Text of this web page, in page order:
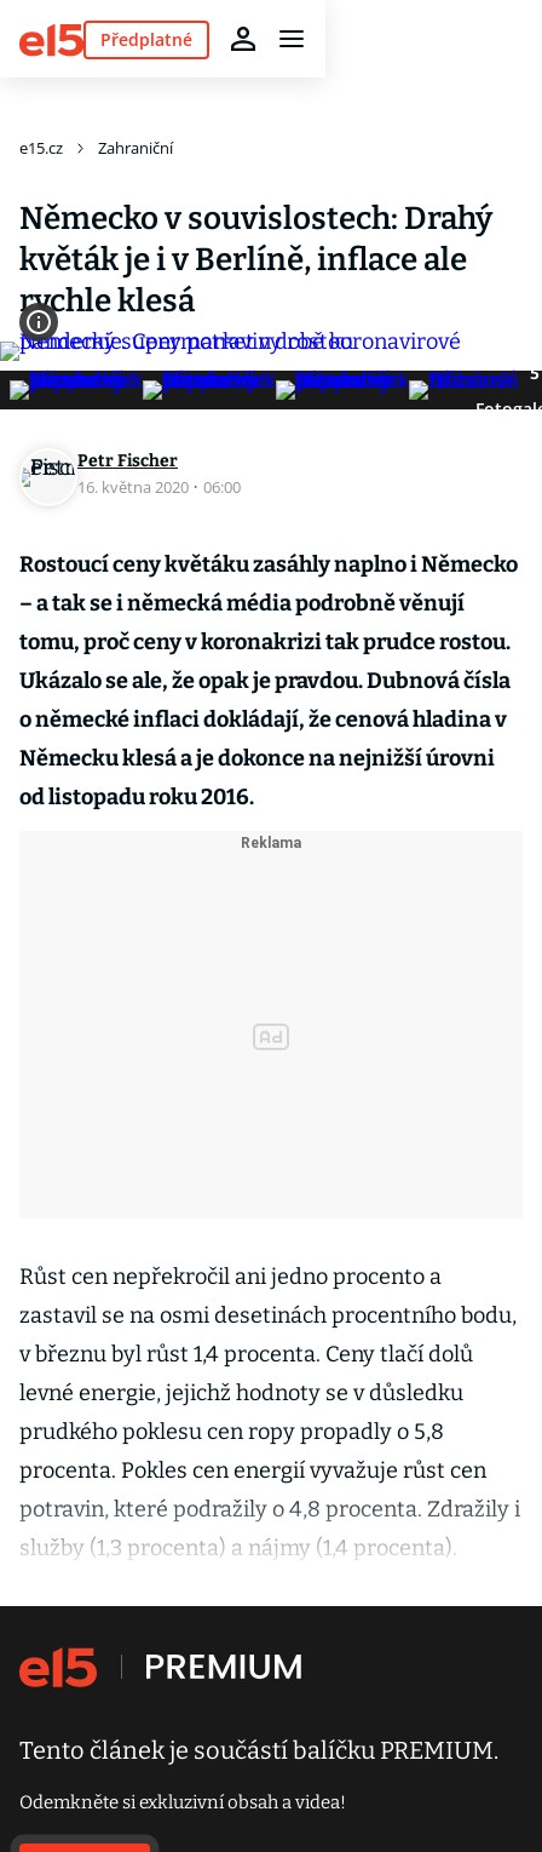
Předplatné
e15.cz Zahraniční
Německo v souvislostech: Drahý
květák je i v Berlíně, inflace ale
rychle klesá
5
Petr Fischer
16. května 2020 · 06:00
Rostoucí ceny květáku zasáhly naplno i Německo
– a tak se i německá média podrobně věnují
tomu, proč ceny v koronakrizi tak prudce rostou.
Ukázalo se ale, že opak je pravdou. Dubnová čísla
o německé inflaci dokládají, že cenová hladina v
Německu klesá a je dokonce na nejnižší úrovni
od listopadu roku 2016.
Růst cen nepřekročil ani jedno procento a
zastavil se na osmi desetinách procentního bodu,
v březnu byl růst 1,4 procenta. Ceny tlačí dolů
levné energie, jejichž hodnoty se v důsledku
prudkého poklesu cen ropy propadly o 5,8
procenta. Pokles cen energií vyvažuje růst cen
potravin, které podražily o 4,8 procenta. Zdražily i
služby (1,3 procenta) a nájmy (1,4 procenta).
Tento článek je součástí balíčku PREMIUM.
Odemkněte si exkluzivní obsah a videa!